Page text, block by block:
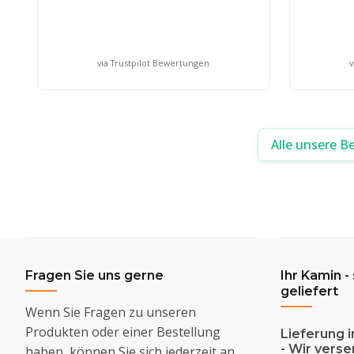
via Trustpilot Bewertungen
Alle unsere
Fragen Sie uns gerne
Wenn Sie Fragen zu unseren
Produkten oder einer Bestellung
Ihr Kamin
geliefert
Lieferung
- Wir